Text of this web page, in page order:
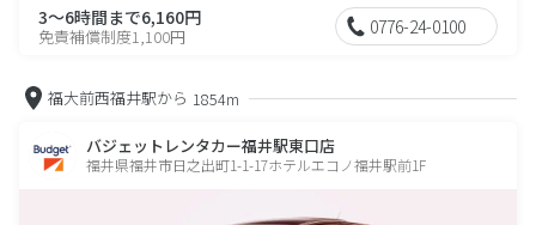
3～6時間まで6,160円
免責補償制度1,100円 0776-24-0100
福大前西福井駅から 1854m
バジェットレンタカー福井駅東口店
福井県福井市日之出町1-1-17ホテルエコノ福井駅前1F